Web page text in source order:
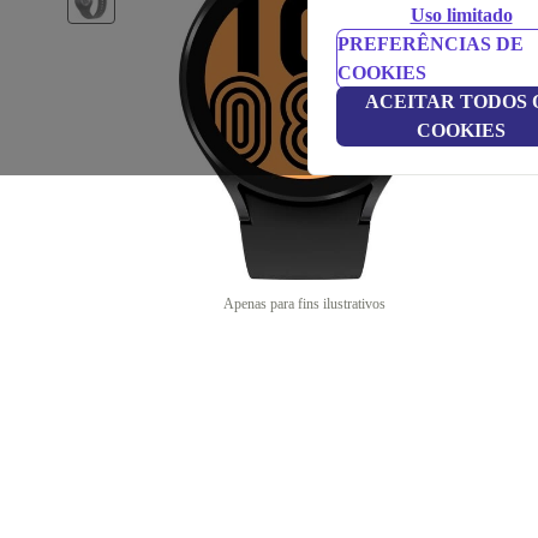
Uso limitado
PREFERÊNCIAS DE
COOKIES
ACEITAR TODOS
COOKIES
Apenas para fins ilustrativos